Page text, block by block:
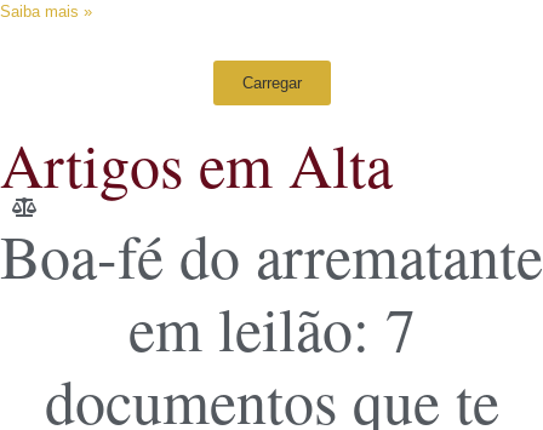
Saiba mais »
Carregar
Artigos em Alta
Boa-fé do arrematante
em leilão: 7
documentos que te